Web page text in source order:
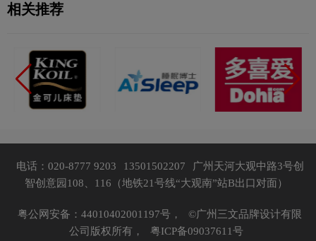
相关推荐
电话：020-8777 9203 13501502207
广州天河大观中路3号创
智创意园108、116（地铁21号线“大观南”站B出口对面）
粤公网安备：44010402001197号，
©广州三文品牌设计有限
公司版权所有，
粤ICP备09037611号